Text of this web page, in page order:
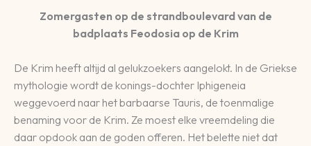
Zomergasten op de strandboulevard van de
badplaats Feodosia op de Krim
De Krim heeft altijd al gelukzoekers aangelokt. In de Griekse
mythologie wordt de konings-dochter Iphigeneia
weggevoerd naar het barbaarse Tauris, de toenmalige
benaming voor de Krim. Ze moest elke vreemdeling die
daar opdook aan de goden offeren. Het belette niet dat